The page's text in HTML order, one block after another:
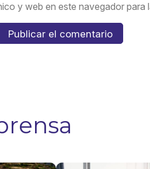
y web en este navegador para